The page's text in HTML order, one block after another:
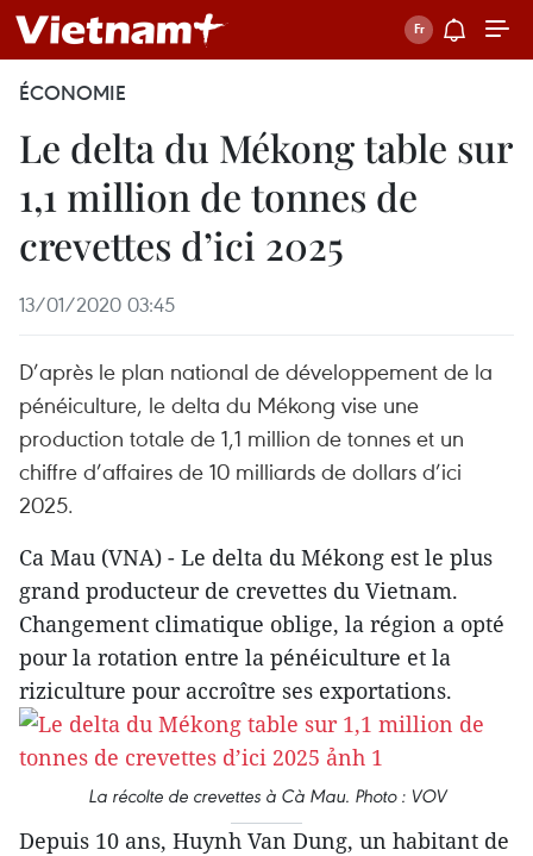
ÉCONOMIE
Le delta du Mékong table sur
1,1 million de tonnes de
crevettes d’ici 2025
13/01/2020 03:45
D’après le plan national de développement de la
pénéiculture, le delta du Mékong vise une
production totale de 1,1 million de tonnes et un
chiffre d’affaires de 10 milliards de dollars d’ici
2025.
Ca Mau (VNA) - Le delta du Mékong est le plus
grand producteur de crevettes du Vietnam.
Changement climatique oblige, la région a opté
pour la rotation entre la pénéiculture et la
riziculture pour accroître ses exportations.
La récolte de crevettes à Cà Mau. Photo : VOV
Depuis 10 ans, Huynh Van Dung, un habitant de